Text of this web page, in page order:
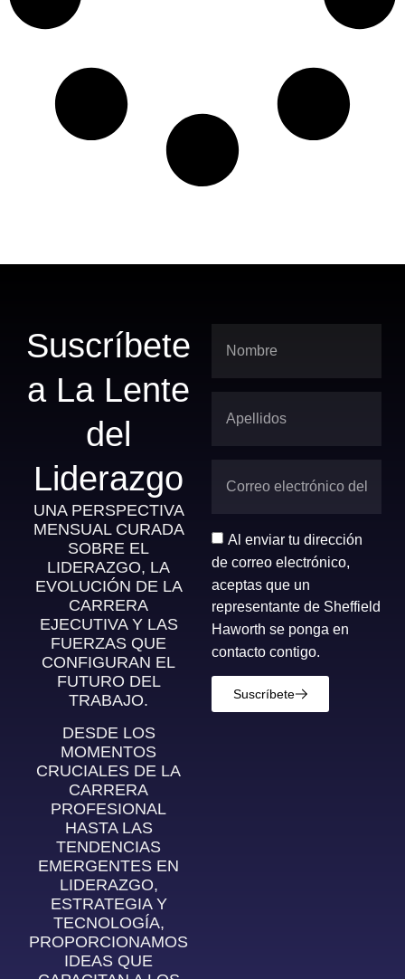
Suscríbete
a La Lente
del
Liderazgo
UNA PERSPECTIVA
MENSUAL CURADA
SOBRE EL
LIDERAZGO, LA
EVOLUCIÓN DE LA
CARRERA
EJECUTIVA Y LAS
FUERZAS QUE
CONFIGURAN EL
FUTURO DEL
TRABAJO.
DESDE LOS
MOMENTOS
CRUCIALES DE LA
CARRERA
PROFESIONAL
HASTA LAS
TENDENCIAS
EMERGENTES EN
LIDERAZGO,
ESTRATEGIA Y
TECNOLOGÍA,
PROPORCIONAMOS
IDEAS QUE
Al enviar tu dirección
de correo electrónico,
aceptas que un
representante de Sheffield
Haworth se ponga en
contacto contigo.
Suscríbete